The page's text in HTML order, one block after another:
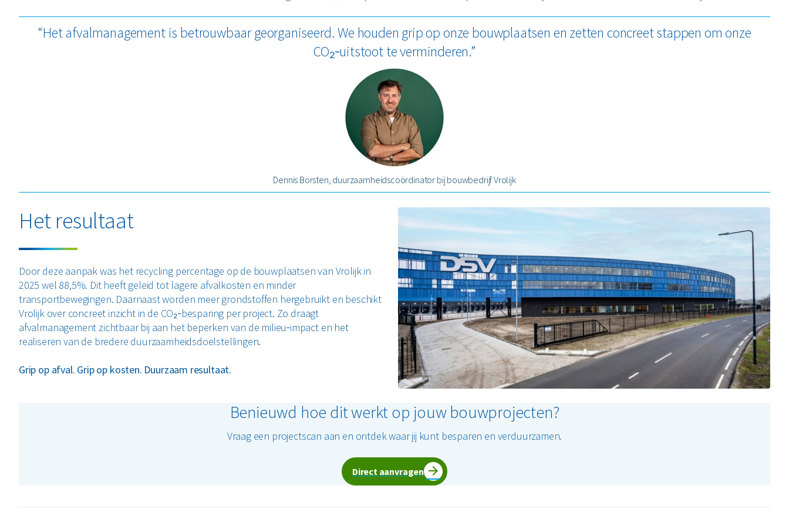
“Het afvalmanagement is betrouwbaar georganiseerd. We houden grip op onze bouwplaatsen en zetten concreet stappen om onze
CO₂‑uitstoot te verminderen.”
Dennis Borsten, duurzaamheidscoördinator bij bouwbedrijf Vrolijk
Het resultaat
Door deze aanpak was het recycling percentage op de bouwplaatsen van Vrolijk in
2025 wel 88,5%. Dit heeft geleid tot lagere afvalkosten en minder
transportbewegingen. Daarnaast worden meer grondstoffen hergebruikt en beschikt
Vrolijk over concreet inzicht in de CO₂‑besparing per project. Zo draagt
afvalmanagement zichtbaar bij aan het beperken van de milieu‑impact en het
realiseren van de bredere duurzaamheidsdoelstellingen.
Grip op afval. Grip op kosten. Duurzaam resultaat.
Benieuwd hoe dit werkt op jouw bouwprojecten?
Vraag een projectscan aan en ontdek waar jij kunt besparen en verduurzamen.
Direct aanvragen